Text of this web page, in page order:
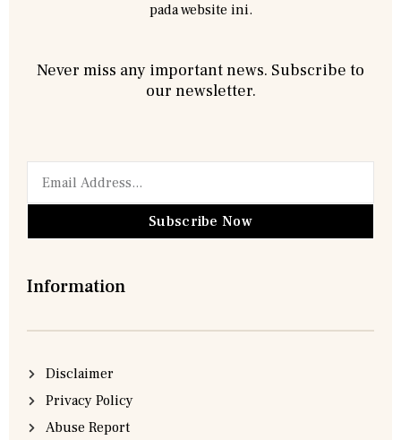
pada website ini.
Never miss any important news. Subscribe to
our newsletter.
Subscribe Now
Information
Disclaimer
Privacy Policy
Abuse Report